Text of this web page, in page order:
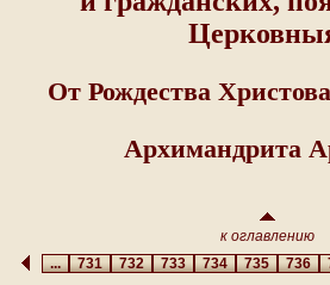
От Рождества
Архимандрита
к оглавлению
...731732733734735736